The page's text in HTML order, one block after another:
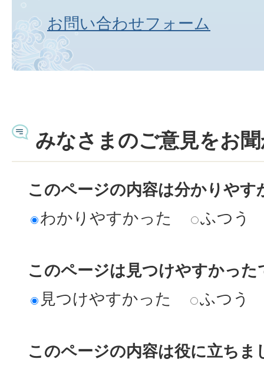
お問い合わせフォーム
みなさまのご意見をお
このページの内容は分かりやす
わかりやすかった
ふつう
このページは見つけやすかった
見つけやすかった
ふつう
このページの内容は役に立ちま